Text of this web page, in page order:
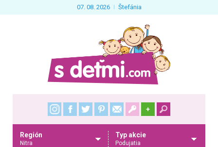
07. 08. 2026 Štefánia
+
Región
Nitra
Typ akcie
Podujatia